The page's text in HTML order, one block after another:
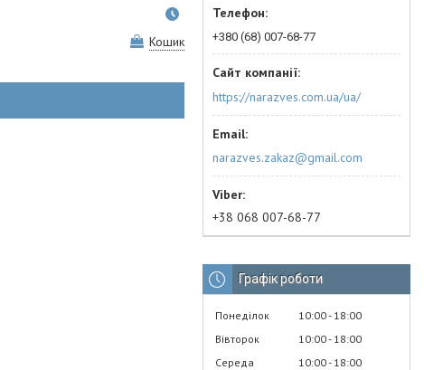
Кошик
+380 (68) 007-68-77
https://narazves.com.ua/ua/
narazves.zakaz@gmail.com
+38 068 007-68-77
Графік роботи
Понеділок 10:00 18:00
Вівторок
10:00 18:00
Середа
10:00 18:00